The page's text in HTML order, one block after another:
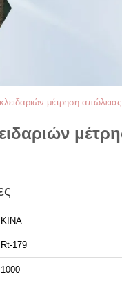
μέτρηση
ΚΙΝΑ
Rt-179
1000